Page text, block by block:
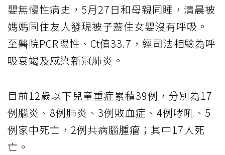
嬰無慢性病史，5月27日和母親同睡，清晨被
媽媽同住友人發現被子蓋住女嬰沒有呼吸。
至醫院PCR陽性、Ct值33.7，經司法相驗為呼
吸衰竭及感染新冠肺炎。
目前12歲以下兒童重症累積39例，分別為17
例腦炎、8例肺炎、3例敗血症、4例哮吼、5
例家中死亡，2例共病腦腫瘤；其中17人死
亡。